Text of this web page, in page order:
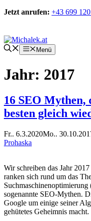
Zum
Jetzt anrufen: +43 699
Menü
Jahr: 2017
16 SEO Mythen,
besten gleich
Fr.. 6.3.2020Mo..
Prohaska
Wir schreiben das Jahr
ranken sich rund um das
sogenannte SEO-Mythen.
Google um einige seiner
gehütetes Geheimnis macht.